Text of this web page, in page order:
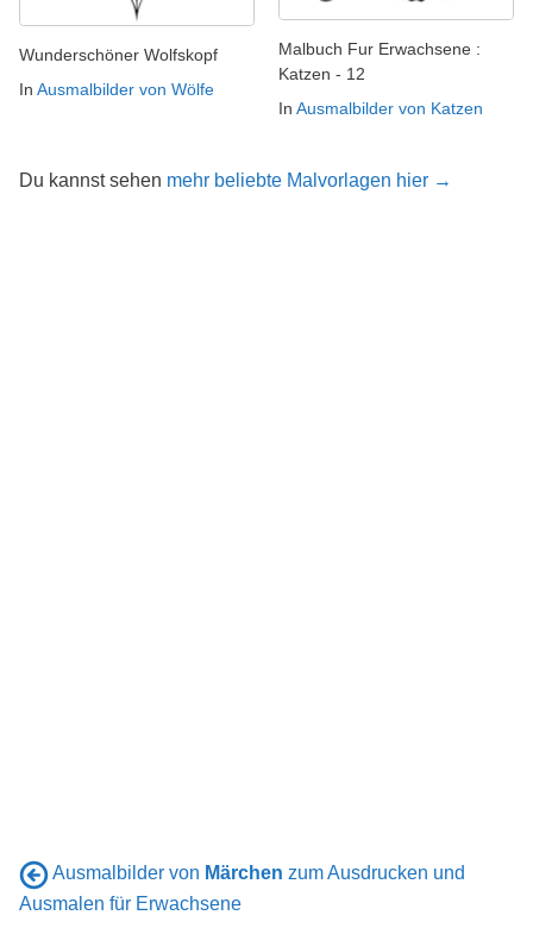
Wunderschöner Wolfskopf
In Ausmalbilder von Wölfe
Malbuch Fur Erwachsene :
Katzen - 12
In Ausmalbilder von Katzen
Du kannst sehen mehr beliebte Malvorlagen hier →
Ausmalbilder von Märchen zum Ausdrucken und
Ausmalen für Erwachsene